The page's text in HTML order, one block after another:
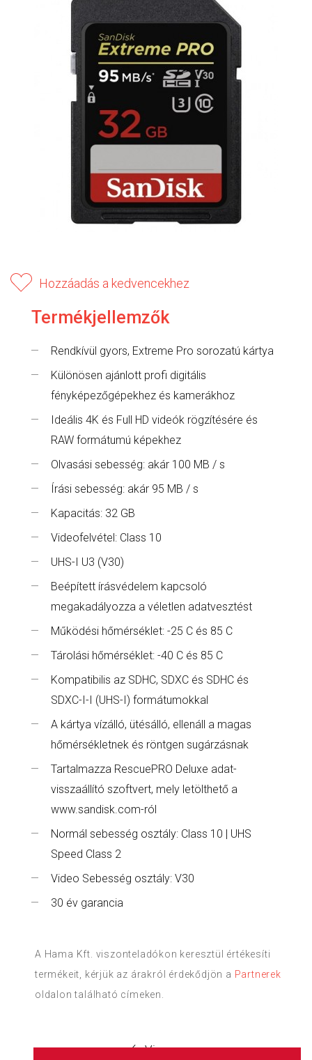
Hozzáadás a kedvencekhez
Termékjellemzők
Rendkívül gyors, Extreme Pro sorozatú kártya
Különösen ajánlott profi digitális
fényképezőgépekhez és kamerákhoz
Ideális 4K és Full HD videók rögzítésére és
RAW formátumú képekhez
Olvasási sebesség: akár 100 MB / s
Írási sebesség: akár 95 MB / s
Kapacitás: 32 GB
Videofelvétel: Class 10
UHS-I U3 (V30)
Beépített írásvédelem kapcsoló
megakadályozza a véletlen adatvesztést
Működési hőmérséklet: -25 C és 85 C
Tárolási hőmérséklet: -40 C és 85 C
Kompatibilis az SDHC, SDXC és SDHC és
SDXC-I-I (UHS-I) formátumokkal
A kártya vízálló, ütésálló, ellenáll a magas
hőmérsékletnek és röntgen sugárzásnak
Tartalmazza RescuePRO Deluxe adat-
visszaállító szoftvert, mely letölthető a
www.sandisk.com-ról
Normál sebesség osztály: Class 10 | UHS
Speed Class 2
Video Sebesség osztály: V30
30 év garancia
A Hama Kft. viszonteladókon keresztül értékesíti
termékeit, kérjük az árakról érdekődjön a Partnerek
oldalon található címeken.
Vissza